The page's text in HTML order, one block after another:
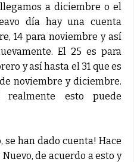
a diciembre o el
día hay una cuenta
14 para noviembre y así
El 25 es para
y así hasta el 31 que es
noviembre y diciembre.
esto puede
se han dado cuenta! Hace
de acuerdo a esto y